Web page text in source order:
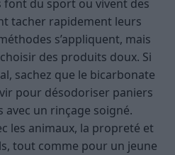
font du sport ou vivent des
tacher rapidement leurs
s’appliquent, mais
des produits doux. Si
sachez que le bicarbonate
pour désodoriser paniers
un rinçage soigné.
les animaux, la propreté et
tout comme pour un jeune